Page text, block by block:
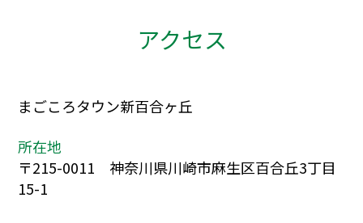
アクセス
まごころタウン新百合ヶ丘
所在地
〒215-0011 神奈川県川崎市麻生区百合丘3丁目
15-1